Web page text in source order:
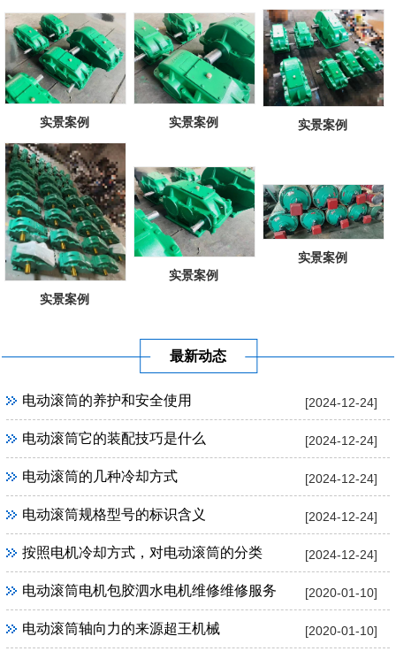
实景案例 实景案例 实景案例
实景案例
实景案例
实景案例
最新动态
[2024-12-24]
电动滚筒的养护和安全使用
[2024-12-24]
电动滚筒它的装配技巧是什么
[2024-12-24]
电动滚筒的几种冷却方式
[2024-12-24]
电动滚筒规格型号的标识含义
[2024-12-24]
按照电机冷却方式，对电动滚筒的分类
[2020-01-10]
电动滚筒电机包胶泗水电机维修维修服务
[2020-01-10]
电动滚筒轴向力的来源超王机械